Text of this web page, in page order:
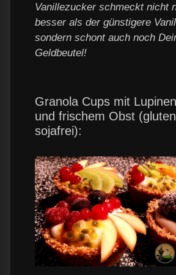
Vanillezucker schmeckt nicht
besser als der günstigere
sondern schont auch noch
Geldbeutel!
Granola Cups mit
und frischem Obst
sojafrei):